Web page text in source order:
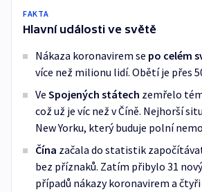
FAKTA
Hlavní události ve světě
Nákaza koronavirem se po celém
více než milionu lidí. Obětí je přes
Ve Spojených státech zemřelo
což už je víc než v Číně. Nejhorší
New Yorku, který buduje polní
Čína začala do statistik
bez příznaků. Zatím přibylo 31
případů nákazy koronavirem a